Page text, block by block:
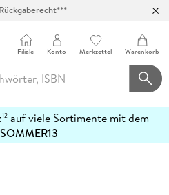
Filiale Konto Merkzettel Warenkorb
12auf viele Sortimente mit dem
SOMMER13